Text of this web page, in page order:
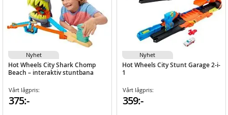
Hot Wheels City Shark Chomp
Beach – interaktiv stuntbana
Vårt lågpris:
375:-
Nyhet
Hot Wheels City Stunt Garage 2-i-
1
Vårt lågpris:
359:-
Nyhet